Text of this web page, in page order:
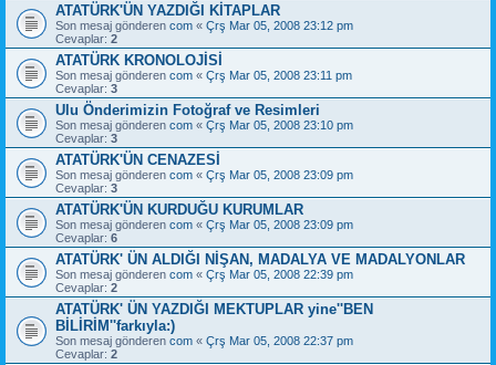
ATATÜRK'ÜN YAZDIĞI KİTAPLAR
Son mesaj gönderen com « Çrş Mar 05, 2008 23:12 pm
Cevaplar: 2
ATATÜRK KRONOLOJİSİ
Son mesaj gönderen com « Çrş Mar 05, 2008 23:11 pm
Cevaplar: 3
Ulu Önderimizin Fotoğraf ve Resimleri
Son mesaj gönderen com « Çrş Mar 05, 2008 23:10 pm
Cevaplar: 3
ATATÜRK'ÜN CENAZESİ
Son mesaj gönderen com « Çrş Mar 05, 2008 23:09 pm
Cevaplar: 3
ATATÜRK'ÜN KURDUĞU KURUMLAR
Son mesaj gönderen com « Çrş Mar 05, 2008 23:09 pm
Cevaplar: 6
ATATÜRK' ÜN ALDIĞI NİŞAN, MADALYA VE MADALYONLAR
Son mesaj gönderen com « Çrş Mar 05, 2008 22:39 pm
Cevaplar: 2
ATATÜRK' ÜN YAZDIĞI MEKTUPLAR yine''BEN
BİLİRİM''farkıyla:)
Son mesaj gönderen com « Çrş Mar 05, 2008 22:37 pm
Cevaplar: 2